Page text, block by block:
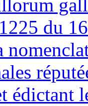
du
édictant